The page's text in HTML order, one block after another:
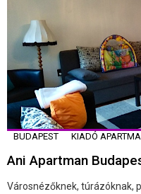
BUDAPEST KIADÓ
Ani Apartman
Városnézőknek, túrázóknak,